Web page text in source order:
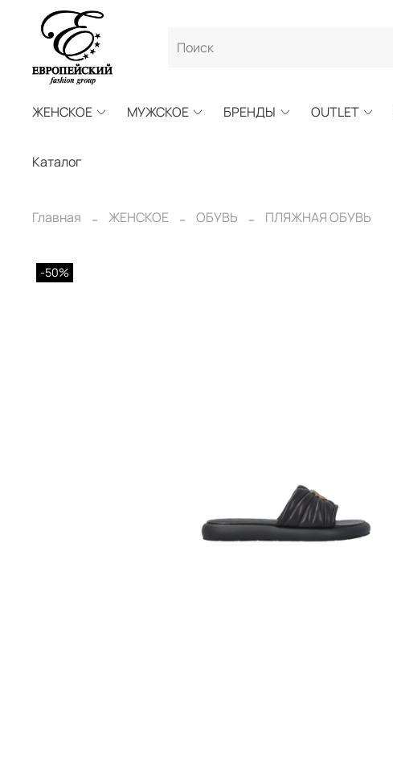
ЖЕНСКОЕ МУЖСКОЕ БРЕНДЫ OUTLET
Каталог
Главная ЖЕНСКОЕ ОБУВЬ ПЛЯЖНАЯ ОБУВЬ
-50%